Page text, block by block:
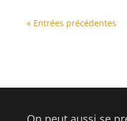
« Entrées précédentes